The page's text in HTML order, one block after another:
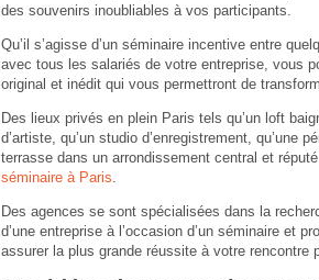
des souvenirs inoubliables à vos participants.
Qu’il s’agisse d’un séminaire incentive entre
avec tous les salariés de votre entreprise, vous
original et inédit qui vous permettront de
Des lieux privés en plein Paris tels qu’un loft
d’artiste, qu’un studio d’enregistrement, qu’une
terrasse dans un arrondissement central et
séminaire à Paris.
Des agences se sont spécialisées dans la
d’une entreprise à l’occasion d’un séminaire et
assurer la plus grande réussite à votre rencontre